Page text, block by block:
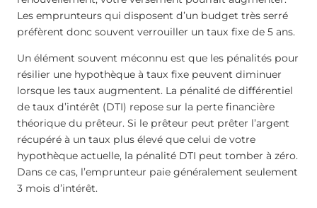
Les emprunteurs qui disposent d’un budget très serré
préfèrent donc souvent verrouiller un taux fixe de 5 ans.
Un élément souvent méconnu est que les pénalités pour
résilier une hypothèque à taux fixe peuvent diminuer
lorsque les taux augmentent. La pénalité de différentiel
de taux d’intérêt (DTI) repose sur la perte financière
théorique du prêteur. Si le prêteur peut prêter l’argent
récupéré à un taux plus élevé que celui de votre
hypothèque actuelle, la pénalité DTI peut tomber à zéro.
Dans ce cas, l’emprunteur paie généralement seulement
3 mois d’intérêt.